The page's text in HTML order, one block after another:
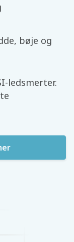
bøje og
ledsmerter.